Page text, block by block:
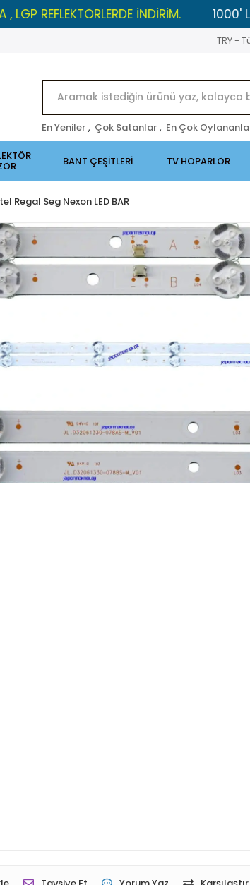
İNDİRİM. 1000' LERCE
TRY -
En Yeniler , Çok Satanlar , En Çok
BANT ÇEŞİTLERİ TV HOPARLÖR
Regal Seg Nexon LED BAR